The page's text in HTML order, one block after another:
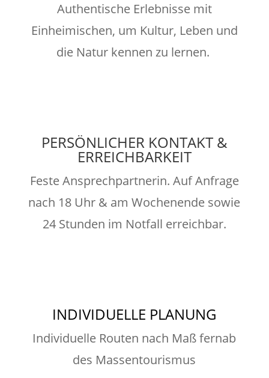
Authentische Erlebnisse mit
Einheimischen, um Kultur, Leben und
die Natur kennen zu lernen.
PERSÖNLICHER KONTAKT &
ERREICHBARKEIT
Feste Ansprechpartnerin. Auf Anfrage
nach 18 Uhr & am Wochenende sowie
24 Stunden im Notfall erreichbar.
INDIVIDUELLE PLANUNG
Individuelle Routen nach Maß fernab
des Massentourismus